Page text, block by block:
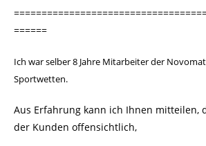
======
Ich war selber 8 Jahre Mitarbeiter der
Sportwetten.
Aus Erfahrung kann ich Ihnen mitteilen,
der Kunden offensichtlich,